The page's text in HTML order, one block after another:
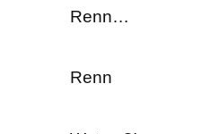
Renn…
Renn